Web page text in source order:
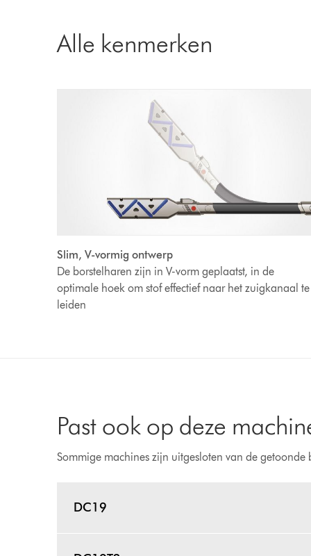
Alle kenmerken
Slim, V-vormig ontwerp
De borstelharen zijn in V-vorm geplaatst, in de
optimale hoek om stof effectief naar het zuigkanaal te
leiden
Past ook op deze
Sommige machines zijn uitgesloten van de getoonde
DC19